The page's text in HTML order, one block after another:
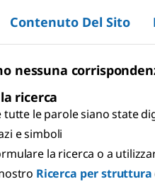
Contenuto Del Sito
nessuna
ricerca
tutte le parole siano state
e simboli
la ricerca o a
Ricerca per struttura